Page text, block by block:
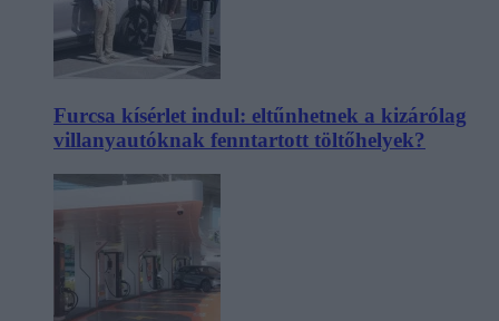
Furcsa kísérlet indul: eltűnhetnek a kizárólag
villanyautóknak fenntartott töltőhelyek?